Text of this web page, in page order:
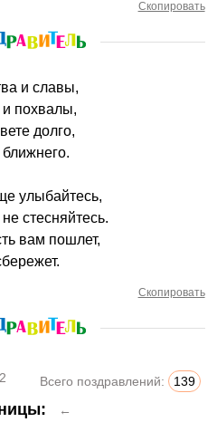
Скопировать
и славы,
и похвалы,
долго,
улыбайтесь,
стесняйтесь.
вам пошлет,
Скопировать
Всего поздравлений: 139
←